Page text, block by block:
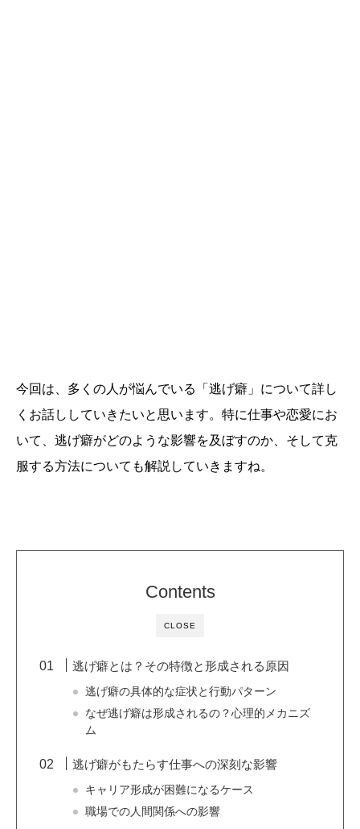
今回は、多くの人が悩んでいる「逃げ癖」について詳し
くお話ししていきたいと思います。特に仕事や恋愛にお
いて、逃げ癖がどのような影響を及ぼすのか、そして克
服する方法についても解説していきますね。
CLOSE
Contents
逃げ癖とは？その特徴と形成される原因
逃げ癖の具体的な症状と行動パターン
なぜ逃げ癖は形成されるの？心理的メカニズ
ム
逃げ癖がもたらす仕事への深刻な影響
キャリア形成が困難になるケース
職場での人間関係への影響